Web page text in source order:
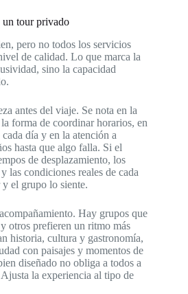
un tour privado
pero no todos los servicios
de calidad. Lo que marca la
sino la capacidad
antes del viaje. Se nota en la
forma de coordinar horarios, en
día y en la atención a
hasta que algo falla. Si el
de desplazamiento, los
las condiciones reales de cada
el grupo lo siente.
Hay grupos que
otros prefieren un ritmo más
historia, cultura y gastronomía,
con paisajes y momentos de
diseñado no obliga a todos a
la experiencia al tipo de